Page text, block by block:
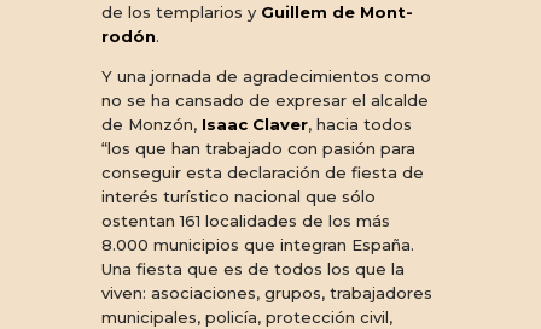
de los templarios y Guillem de Mont-
rodón.
Y una jornada de agradecimientos como
no se ha cansado de expresar el alcalde
de Monzón, Isaac Claver, hacia todos
“los que han trabajado con pasión para
conseguir esta declaración de fiesta de
interés turístico nacional que sólo
ostentan 161 localidades de los más
8.000 municipios que integran España.
Una fiesta que es de todos los que la
viven: asociaciones, grupos, trabajadores
municipales, policía, protección civil,